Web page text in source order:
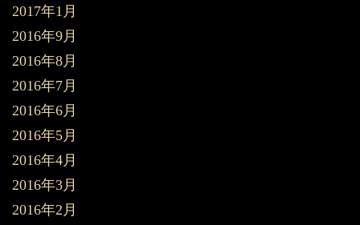
2017年1月
2016年9月
2016年8月
2016年7月
2016年6月
2016年5月
2016年4月
2016年3月
2016年2月